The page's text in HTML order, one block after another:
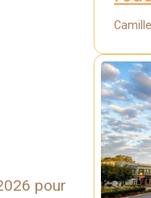
pour